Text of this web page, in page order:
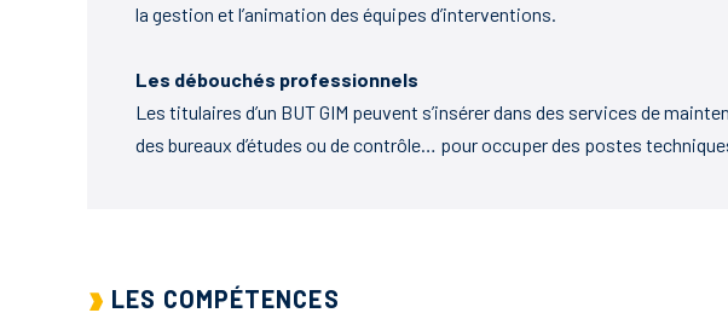
la gestion et l’animation des équipes d’interventions.
Les débouchés professionnels
Les titulaires d’un BUT GIM peuvent s’insérer dans des services de
des bureaux d’études ou de contrôle… pour occuper des postes
LES COMPÉTENCES